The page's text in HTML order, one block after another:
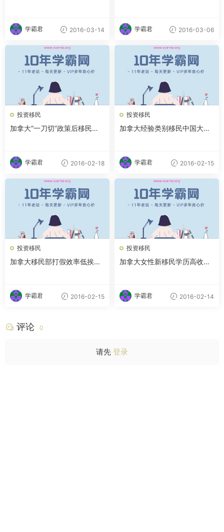
学霸君 2016-03-14 学霸君 2016-03-06
投资移民
加拿大“一刀切”政策后移民积
学霸君 2016-02-18
投资移民
加拿大经验类别移民中国大陆
学霸君 2016-02-15
投资移民
加拿大移民部打假效率低挨批
学霸君 2016-02-15
投资移民
加拿大女性新移民学历高收入
学霸君 2016-02-14
评论 0
请先 登录